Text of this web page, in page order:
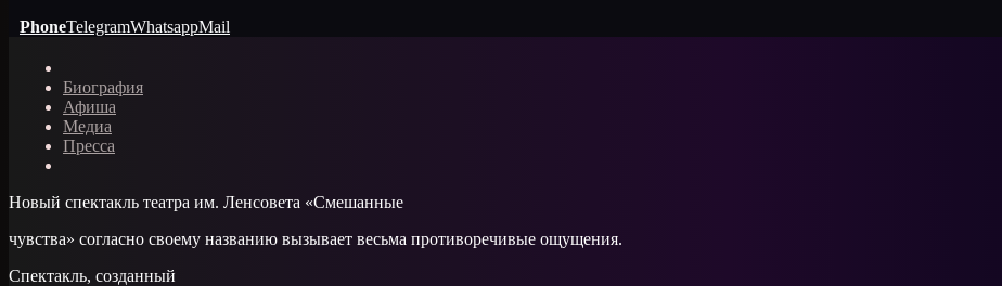
PhoneTelegramWhatsappMail
Биография
Афиша
Медиа
Пресса
Новый спектакль театра им. Ленсовета «Смешанные
чувства» согласно своему названию вызывает весьма противоречивые ощущения.
Спектакль, созданный